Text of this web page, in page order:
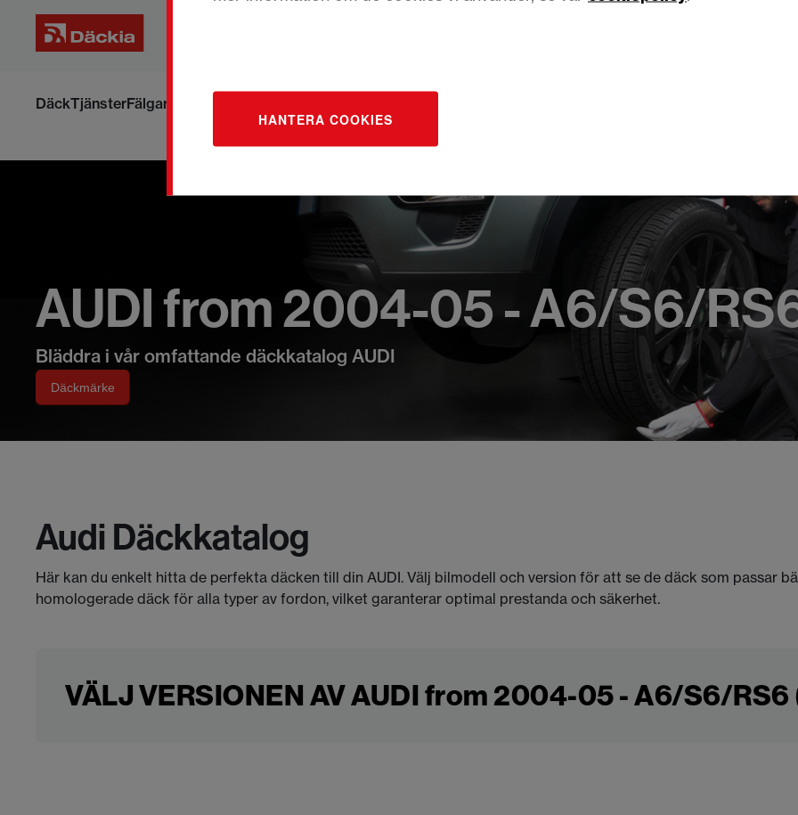
HANTERA COOKIES
DäckTjänsterFälgar
AUDI from 2004-05 - A6/S6/
Bläddra i vår omfattande däckkatalog AUDI
Däckmärke
Audi Däckkatalog
Här kan du enkelt hitta de perfekta däcken till din AUDI. Välj bilmodell och version för att se de däck som passar
homologerade däck för alla typer av fordon, vilket garanterar optimal prestanda och säkerhet.
VÄLJ VERSIONEN AV AUDI from 2004-05 - A6/S6/RS6